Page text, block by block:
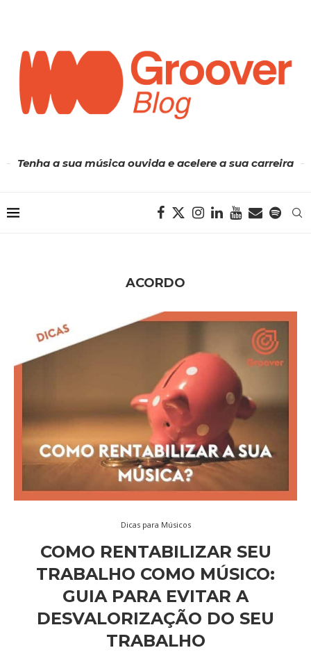
Tenha a sua música ouvida e acelere a sua carreira
ACORDO
Dicas para Músicos
COMO RENTABILIZAR SEU
TRABALHO COMO MÚSICO:
GUIA PARA EVITAR A
DESVALORIZAÇÃO DO SEU
TRABALHO